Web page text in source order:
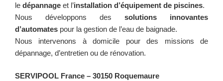
le dépannage et l’installation d’équipement de piscines.
Nous développons des solutions innovantes
d’automates pour la gestion de l’eau de baignade.
Nous intervenons à domicile pour des missions de
dépannage, d’entretien ou de rénovation.
SERVIPOOL France – 30150 Roquemaure